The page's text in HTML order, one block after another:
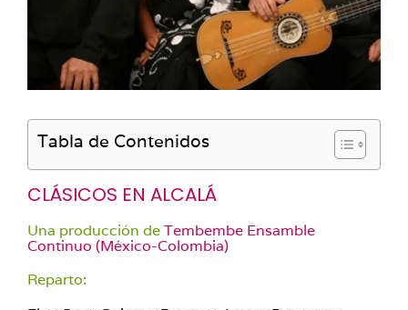
Tabla de Contenidos
CLÁSICOS EN ALCALÁ
Una producción deTembembe Ensamble
Continuo (México-Colombia)
Reparto: